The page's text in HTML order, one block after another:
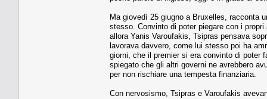
Ma giovedì 25 giugno a Bruxelles, racconta
stesso. Convinto di poter piegare con i
allora Yanis Varoufakis, Tsipras pensava
lavorava davvero, come lui stesso poi ha
giorni, che il premier si era convinto di poter
spiegato che gli altri governi ne avrebbero
per non rischiare una tempesta finanziaria.
Con nervosismo, Tsipras e Varoufakis